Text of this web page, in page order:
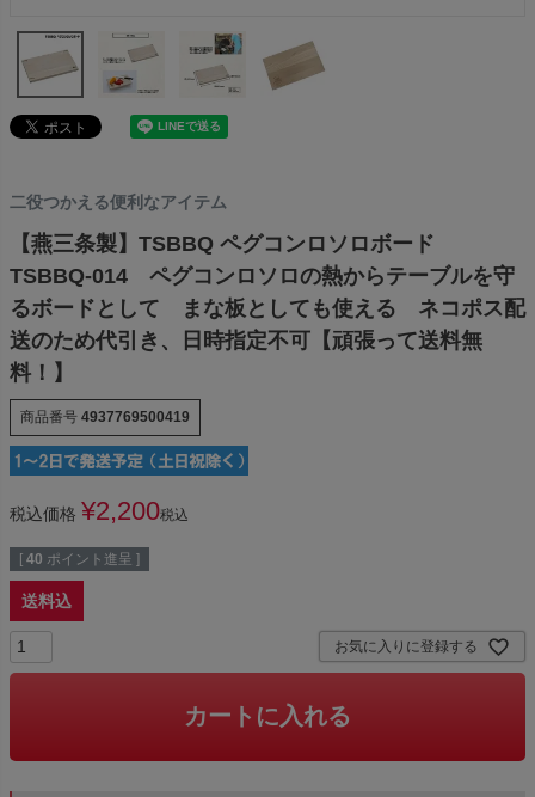
二役つかえる便利なアイテム
【燕三条製】TSBBQ ペグコンロソロボード
TSBBQ-014 ペグコンロソロの熱からテーブルを守
るボードとして まな板としても使える ネコポス配
送のため代引き、日時指定不可【頑張って送料無
料！】
商品番号 4937769500419
税込価格 ¥2,200税込
[ 40 ポイント進呈 ]
送料込
お気に入りに登録する
カートに入れる